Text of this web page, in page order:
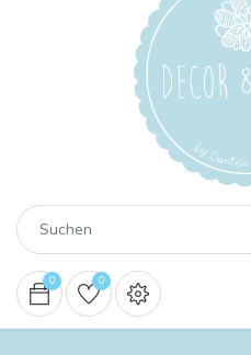
0 0